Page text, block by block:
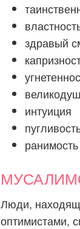
здравый
интуиция
ранимость
Люди,
оптимистами,